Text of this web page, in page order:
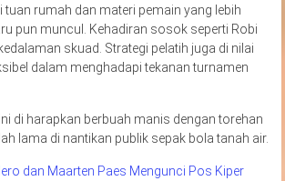
tuan rumah dan materi pemain yang lebih
pun muncul. Kehadiran sosok seperti Robi
skuad. Strategi pelatih juga di nilai
dalam menghadapi tekanan turnamen
di harapkan berbuah manis dengan torehan
lama di nantikan publik sepak bola tanah air.
dan Maarten Paes Mengunci Pos Kiper